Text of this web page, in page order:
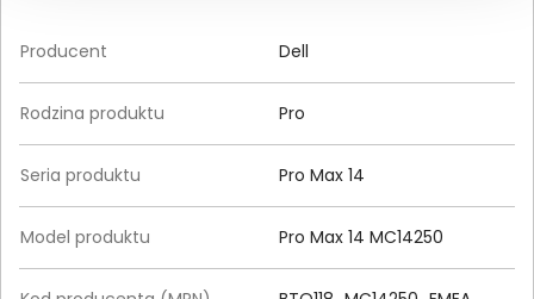
Producent Dell
Rodzina produktu Pro
Seria produktu Pro Max 14
Model produktu Pro Max 14 MC14250